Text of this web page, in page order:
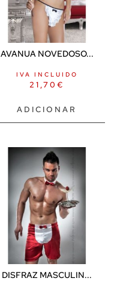
AVANUA NOVEDOSO...
21,70 €
IVA INCLUIDO
ADICIONAR
DISFRAZ MASCULIN...